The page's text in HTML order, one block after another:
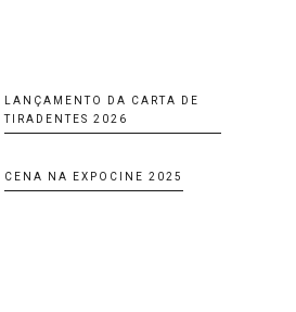
LANÇAMENTO DA CARTA DE
TIRADENTES 2026
CENA NA EXPOCINE 2025